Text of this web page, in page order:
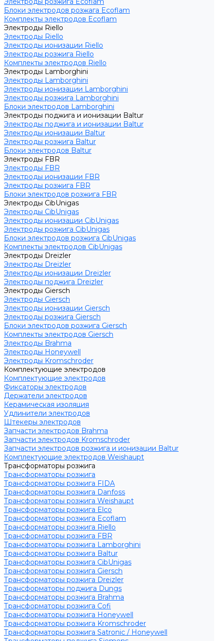
Блоки электродов розжага Ecoflam
Комплекты электродов Ecoflam
Электроды Riello
Электроды Riello
Электроды ионизации Riello
Электроды розжига Riello
Комплекты электродов Riello
Электроды Lamborghini
Электроды Lamborghini
Электроды ионизации Lamborghini
Электроды розжига Lamborghini
Блоки электродов Lamborghini
Электроды поджига и ионизации Baltur
Электроды поджига и ионизации Baltur
Электроды ионизации Baltur
Электроды розжига Baltur
Блоки электродов Baltur
Электроды FBR
Электроды FBR
Электроды ионизации FBR
Электроды розжига FBR
Блоки электродов розжига FBR
Электроды CibUnigas
Электроды CibUnigas
Электроды ионизации CibUnigas
Электроды розжига CibUnigas
Блоки электродов розжига CibUnigas
Комплекты электродов CibUnigas
Электроды Dreizler
Электроды Dreizler
Электроды ионизации Dreizler
Электроды поджига Dreizler
Электроды Giersch
Электроды Giersch
Электроды ионизации Giersch
Электроды розжига Giersch
Блоки электродов розжига Giersch
Комплекты электродов Giersch
Электроды Brahma
Электроды Honeywell
Электроды Kromschroder
Комплектующие электродов
Комплектующие электродов
Фиксаторы электродов
Держатели электродов
Керамическая изоляция
Удлинители электродов
Штекеры электродов
Запчасти электродов Brahma
Запчасти электродов Kromschroder
Запчасти электродов розжига и ионизации Baltur
Комплектующие электродов Weishaupt
Трансформаторы розжига
Трансформаторы розжига
Трансформаторы розжига FIDA
Трансформаторы розжига Danfoss
Трансформаторы розжига Weishaupt
Трансформаторы розжига Elco
Трансформаторы розжига Ecoflam
Трансформаторы розжига Riello
Трансформаторы розжига FBR
Трансформаторы розжига Lamborghini
Трансформаторы розжига Baltur
Трансформаторы розжига CibUnigas
Трансформаторы розжига Giersch
Трансформаторы розжига Dreizler
Трансформаторы поджига Dungs
Трансформаторы розжига Brahma
Трансформаторы розжига Cofi
Трансформаторы розжига Honeywell
Трансформаторы розжига Kromschroder
Трансформаторы розжига Satronic / Honeywell